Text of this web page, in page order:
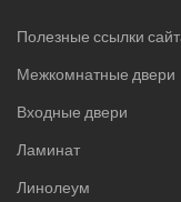
Полезные ссылки
Межкомнатные двери
Входные двери
Ламинат
Линолеум